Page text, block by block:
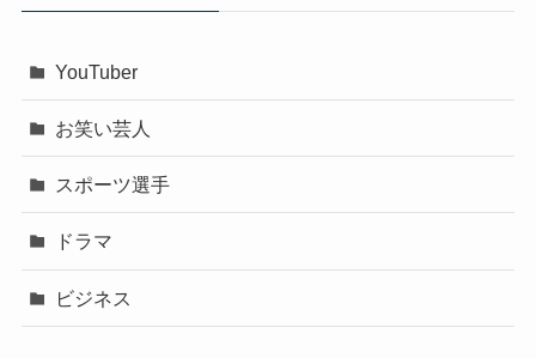
YouTuber
お笑い芸人
スポーツ選手
ドラマ
ビジネス